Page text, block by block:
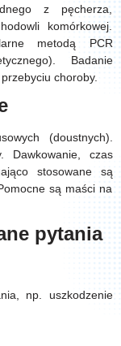
z pęcherza,
komórkowej.
metodą PCR
Badanie
choroby.
(doustnych).
Dawkowanie, czas
stosowane są
są maści na
pytania
np. uszkodzenie